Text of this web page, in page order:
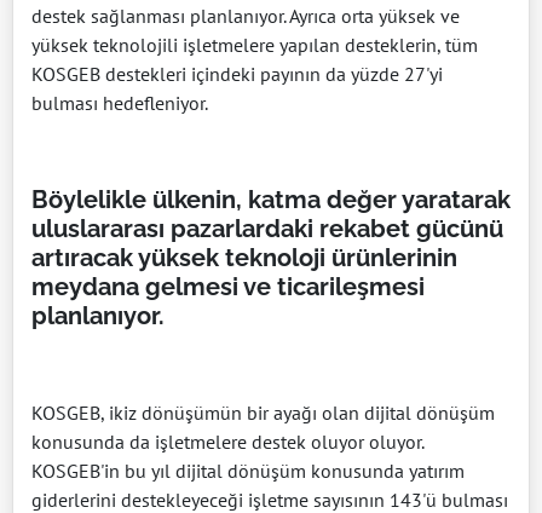
destek sağlanması planlanıyor. Ayrıca orta yüksek ve
yüksek teknolojili işletmelere yapılan desteklerin, tüm
KOSGEB destekleri içindeki payının da yüzde 27'yi
bulması hedefleniyor.
Böylelikle ülkenin, katma değer yaratarak
uluslararası pazarlardaki rekabet gücünü
artıracak yüksek teknoloji ürünlerinin
meydana gelmesi ve ticarileşmesi
planlanıyor.
KOSGEB, ikiz dönüşümün bir ayağı olan dijital dönüşüm
konusunda da işletmelere destek oluyor oluyor.
KOSGEB'in bu yıl dijital dönüşüm konusunda yatırım
giderlerini destekleyeceği işletme sayısının 143'ü bulması